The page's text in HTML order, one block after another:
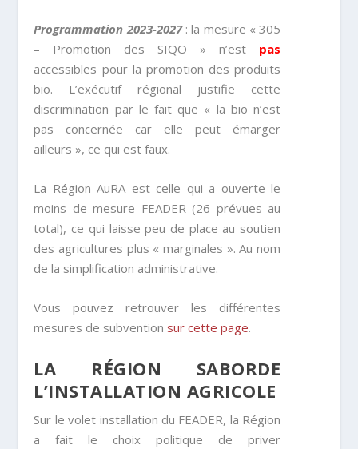
Programmation 2023-2027 : la mesure « 305
– Promotion des SIQO » n’est pas
accessibles pour la promotion des produits
bio. L’exécutif régional justifie cette
discrimination par le fait que « la bio n’est
pas concernée car elle peut émarger
ailleurs », ce qui est faux.
La Région AuRA est celle qui a ouverte le
moins de mesure FEADER (26 prévues au
total), ce qui laisse peu de place au soutien
des agricultures plus « marginales ». Au nom
de la simplification administrative.
Vous pouvez retrouver les différentes
mesures de subventionsur cette page.
LA RÉGION SABORDE
L’INSTALLATION AGRICOLE
Sur le volet installation du FEADER, la Région
a fait le choix politique de priver